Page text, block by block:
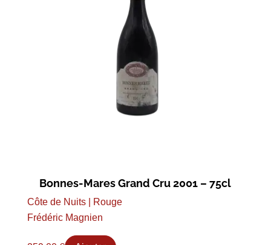
Bonnes-Mares Grand Cru 2001 – 75cl
Côte de Nuits | Rouge
Frédéric Magnien